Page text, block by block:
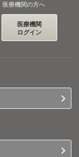
医療機関の方へ
医療機関
ログイン